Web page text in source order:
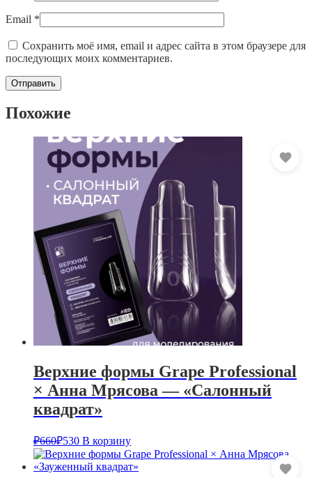
Email *
Сохранить моё имя, email и адрес сайта в этом браузере для
последующих моих комментариев.
Похожие
Верхние формы Grape Professional
× Анна Мрясова — «Салонный
квадрат»
₽660₽530 В корзину